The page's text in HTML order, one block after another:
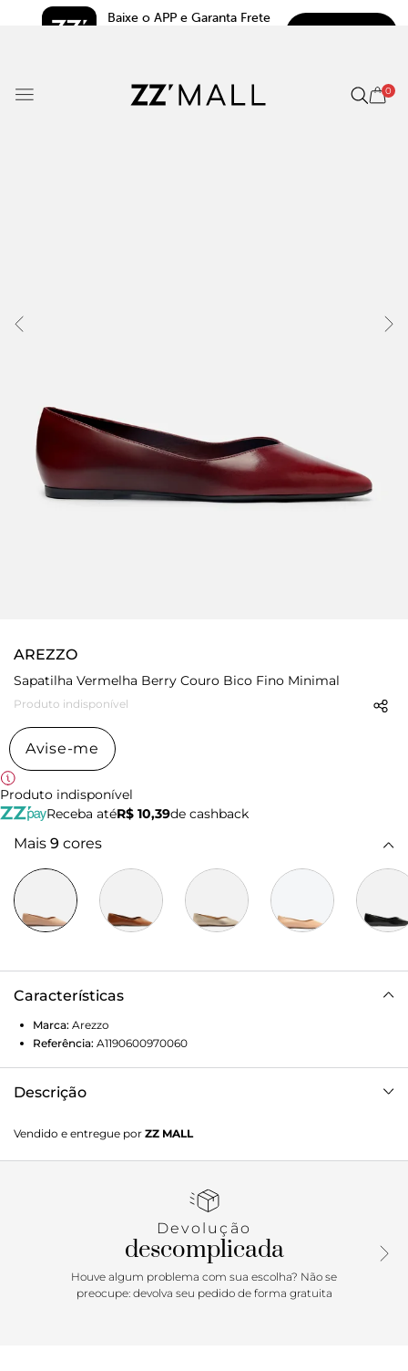
Baixe o APP e Garanta Frete
0
AREZZO
Sapatilha Vermelha Berry Couro Bico Fino Minimal
Produto indisponível
Avise-me
Produto indisponível
Receba atéR$ 10,39de cashback
Mais 9 cores
Características
Marca: Arezzo
Referência: A1190600970060
Descrição
rasteiro, base emborrachada e ponta fina. Fechada, traz
recorte em V na parte superior do pé e formato ajustado
marca. Exibe toda a parte superior do pé.
Vendido e entregue por ZZ MALL
Devolução
descomplicada
Houve algum problema com sua escolha? Não se
preocupe: devolva seu pedido de forma gratuita